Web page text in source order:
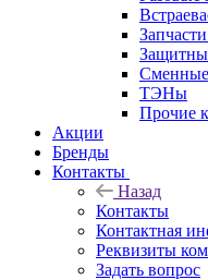
ТЭНы
Прочие
Акции
Бренды
Контакты
Назад
Контакты
Контактная
Реквизиты
Задать вопрос